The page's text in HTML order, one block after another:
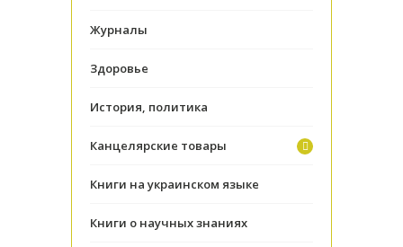
Журналы
Здоровье
История, политика
Канцелярские товары
Книги на украинском языке
Книги о научных знаниях